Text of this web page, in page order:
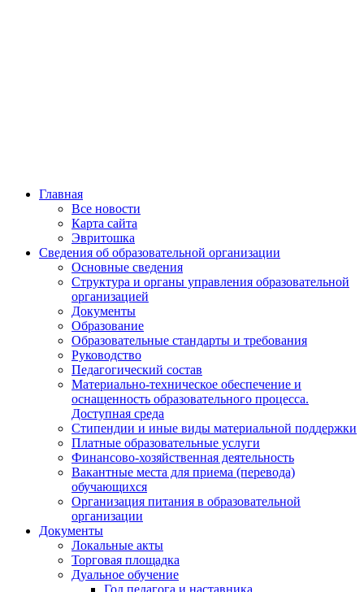
Главная
Все новости
Карта сайта
Эвритошка
Сведения об образовательной организации
Основные сведения
Структура и органы управления образовательной
организацией
Документы
Образование
Образовательные стандарты и требования
Руководство
Педагогический состав
Материально-техническое обеспечение и
оснащенность образовательного процесса.
Доступная среда
Стипендии и иные виды материальной поддержки
Платные образовательные услуги
Финансово-хозяйственная деятельность
Вакантные места для приема (перевода)
обучающихся
Организация питания в образовательной
организации
Документы
Локальные акты
Торговая площадка
Дуальное обучение